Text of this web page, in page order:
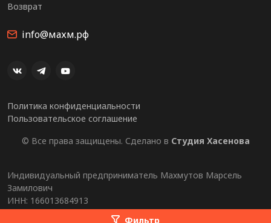
Фильтр
Возврат
info@махм.рф
Политика конфиденциальности
Пользовательское соглашение
© Все права защищены. Сделано в Студия Хасенова
Индивидуальный предприниматель Махмутов Марсель
Замилович
ИНН: 166013684913
ОГРНИП: 323169000015802